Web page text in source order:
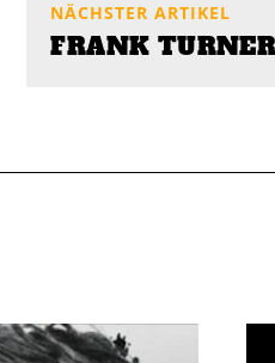
NÄCHSTER ARTIKEL
FRANK TURNER